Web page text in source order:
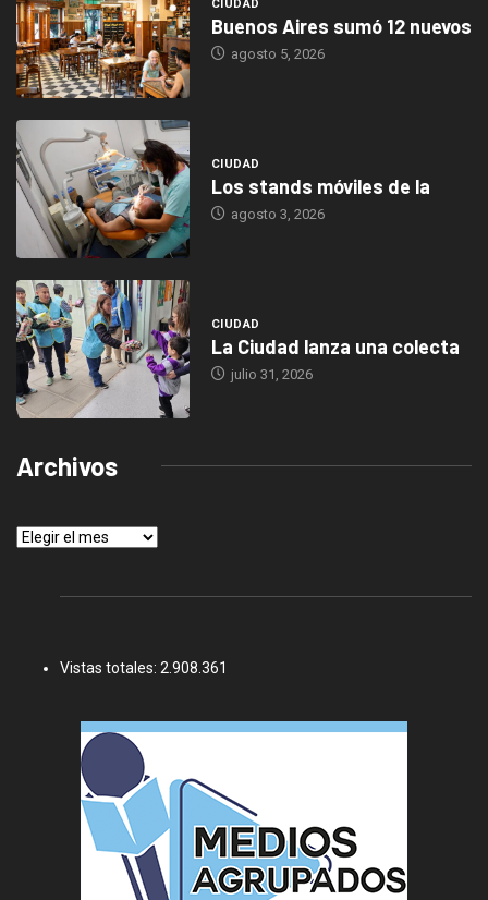
CIUDAD
Buenos Aires sumó 12 nuevos
agosto 5, 2026
CIUDAD
Los stands móviles de la
agosto 3, 2026
CIUDAD
La Ciudad lanza una colecta
julio 31, 2026
Archivos
Archivos
Vistas totales: 2.908.361